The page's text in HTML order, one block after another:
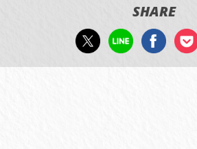
SHARE